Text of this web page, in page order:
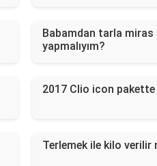
Babamdan tarla miras
yapmalıyım?
2017 Clio icon pakette
Terlemek ile kilo verilir